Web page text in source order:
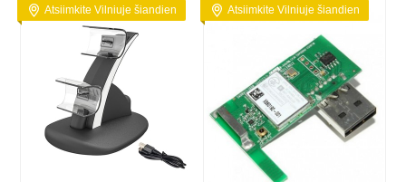
Atsiimkite Vilniuje šiandien Atsiimkite Vilniuje šiandien